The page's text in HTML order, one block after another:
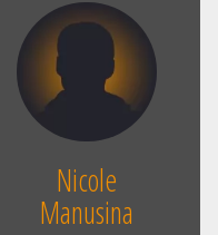
Nicole
Manusina